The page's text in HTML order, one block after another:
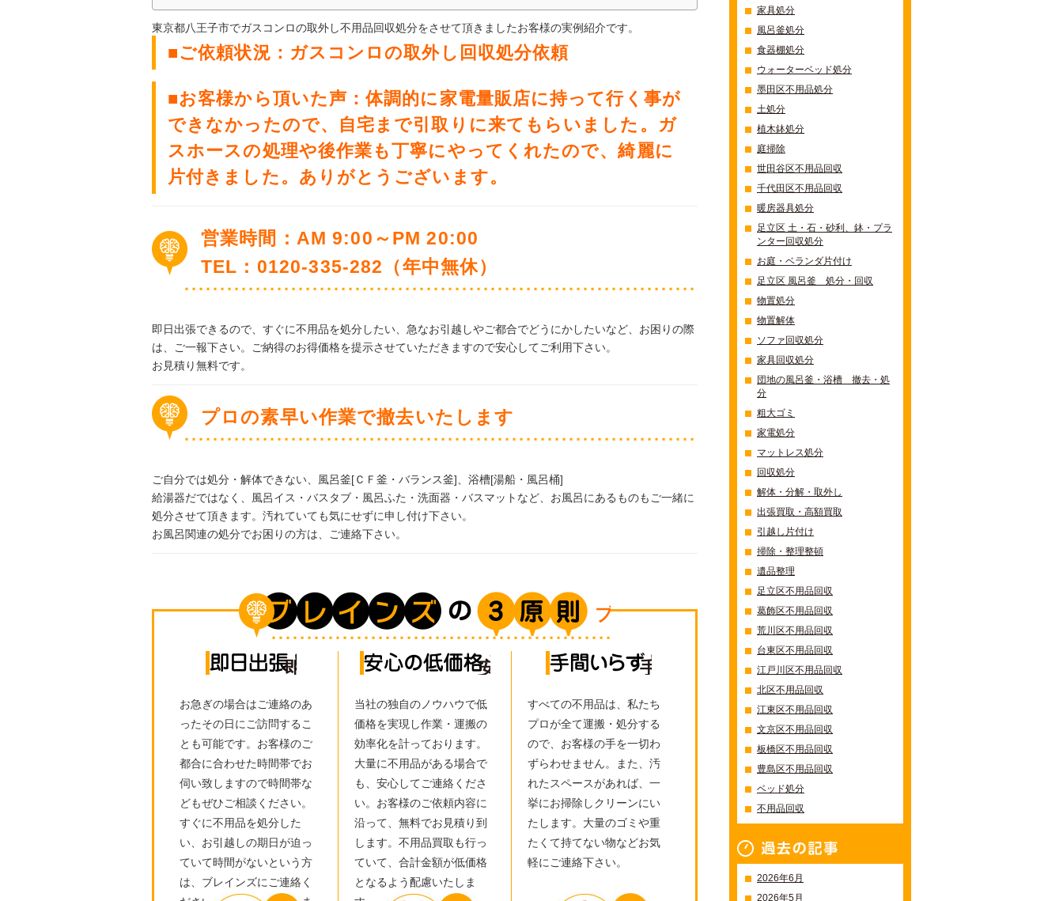
東京都八王子市でガスコンロの取外し不用品回収処分をさせて頂きましたお客様の実例紹介です。
■ご依頼状況：ガスコンロの取外し回収処分依頼
■お客様から頂いた声：体調的に家電量販店に持って行く事が
できなかったので、自宅まで引取りに来てもらいました。ガ
スホースの処理や後作業も丁寧にやってくれたので、綺麗に
片付きました。ありがとうございます。
営業時間：AM 9:00～PM 20:00
TEL：0120-335-282（年中無休）
即日出張できるので、すぐに不用品を処分したい、急なお引越しやご都合でどうにかしたいなど、お困りの際
は、ご一報下さい。ご納得のお得価格を提示させていただきますので安心してご利用下さい。
お見積り無料です。
プロの素早い作業で撤去いたします
ご自分では処分・解体できない、風呂釜[ＣＦ釜・バランス釜]、浴槽[湯船・風呂桶]
給湯器だではなく、風呂イス・バスタブ・風呂ふた・洗面器・バスマットなど、お風呂にあるものもご一緒に
処分させて頂きます。汚れていても気にせずに申し付け下さい。
お風呂関連の処分でお困りの方は、ご連絡下さい。
ブレインズの三原則
即日出張！
お急ぎの場合はご連絡のあ
ったその日にご訪問するこ
とも可能です。お客様のご
都合に合わせた時間帯でお
伺い致しますので時間帯な
どもぜひご相談ください。
すぐに不用品を処分した
い、お引越しの期日が迫っ
ていて時間がないという方
は、ブレインズにご連絡く
安心の低価格！
当社の独自のノウハウで低
価格を実現し作業・運搬の
効率化を計っております。
大量に不用品がある場合で
も、安心してご連絡くださ
い。お客様のご依頼内容に
沿って、無料でお見積り到
します。不用品買取も行っ
ていて、合計金額が低価格
となるよう配慮いたしま
手間いらず！
すべての不用品は、私たち
プロが全て運搬・処分する
ので、お客様の手を一切わ
ずらわせません。また、汚
れたスペースがあれば、一
挙にお掃除しクリーンにい
たします。大量のゴミや重
たくて持てない物などお気
軽にご連絡下さい。
家具処分
風呂釜処分
食器棚処分
ウォーターベッド処分
墨田区不用品処分
土処分
植木鉢処分
庭掃除
世田谷区不用品回収
千代田区不用品回収
暖房器具処分
足立区 土・石・砂利、鉢・プラ
ンター回収処分
お庭・ベランダ片付け
足立区 風呂釜 処分・回収
物置処分
物置解体
ソファ回収処分
家具回収処分
団地の風呂釜・浴槽 撤去・処
分
粗大ゴミ
家電処分
マットレス処分
回収処分
解体・分解・取外し
出張買取・高額買取
引越し片付け
掃除・整理整頓
遺品整理
足立区不用品回収
葛飾区不用品回収
荒川区不用品回収
台東区不用品回収
江戸川区不用品回収
北区不用品回収
江東区不用品回収
文京区不用品回収
板橋区不用品回収
豊島区不用品回収
ベッド処分
不用品回収
2026年6月
2026年5月